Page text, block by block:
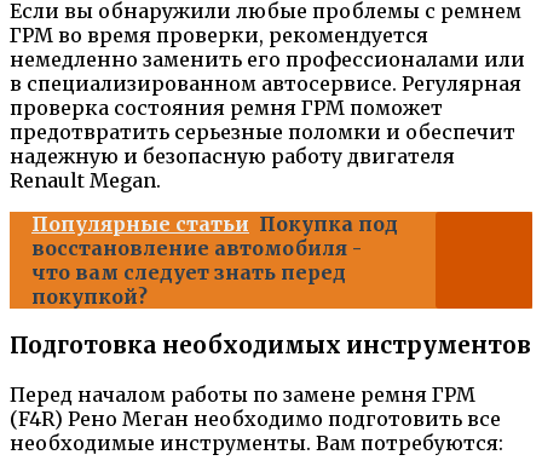
Если вы обнаружили любые проблемы с ремнем
ГРМ во время проверки, рекомендуется
немедленно заменить его профессионалами или
в специализированном автосервисе. Регулярная
проверка состояния ремня ГРМ поможет
предотвратить серьезные поломки и обеспечит
надежную и безопасную работу двигателя
Renault Megan.
Популярные статьи Покупка под
восстановление автомобиля -
что вам следует знать перед
покупкой?
Подготовка необходимых инструментов
Перед началом работы по замене ремня ГРМ
(F4R) Рено Меган необходимо подготовить все
необходимые инструменты. Вам потребуются: